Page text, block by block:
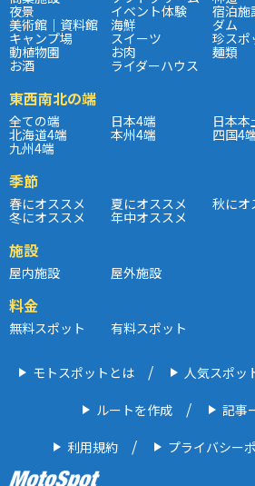
夜景 イベント体験 宿泊施
美術館｜資料館 海鮮 ダム
キャンプ場 スイーツ 珍スポ
動植物園 お肉 麺類
お酒 ライダーハウス
東西南北の端
全ての端 日本4端 日本本
北海道4端 本州4端 四国4
九州4端
季節
春にオススメ 夏にオススメ 秋にオ
冬にオススメ 年中オススメ
施設
屋内施設 屋外施設
料金
無料スポット 有料スポット
モトスポットとは 人気スポッ
ルートを作成 記事
利用規約 プライバシー